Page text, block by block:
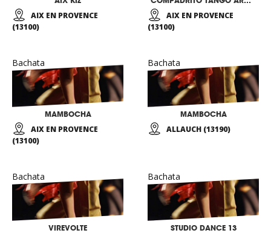
AIX EN PROVENCE
(13100)
AIX EN PROVENCE
(13100)
Bachata
MAMBOCHA
AIX EN PROVENCE
(13100)
Bachata
MAMBOCHA
ALLAUCH (13190)
Bachata
VIREVOLTE
Bachata
STUDIO DANCE 13